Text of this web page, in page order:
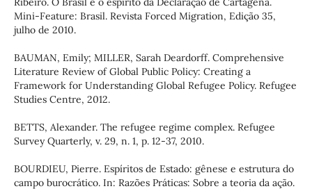
Mini-Feature: Brasil. Revista Forced Migration, Edição 35,
julho de 2010.
BAUMAN, Emily; MILLER, Sarah Deardorff. Comprehensive
Literature Review of Global Public Policy: Creating a
Framework for Understanding Global Refugee Policy. Refugee
Studies Centre, 2012.
BETTS, Alexander. The refugee regime complex. Refugee
Survey Quarterly, v. 29, n. 1, p. 12-37, 2010.
BOURDIEU, Pierre. Espíritos de Estado: gênese e estrutura do
campo burocrático. In: Razões Práticas: Sobre a teoria da ação.